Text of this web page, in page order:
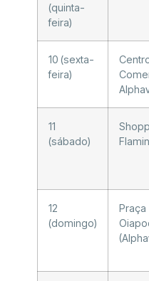
(quinta-
feira)
10 (sexta-
feira)
11
(sábado)
12
(domingo)
Praça